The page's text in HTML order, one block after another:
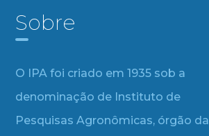
Sobre
O IPA foi criado em 1935 sob a
denominação de Instituto de
Pesquisas Agronômicas, órgão da